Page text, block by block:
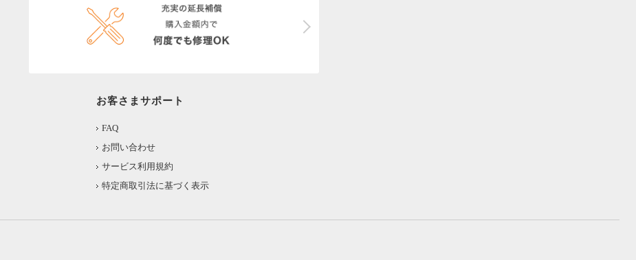
お客さまサポート
FAQ
お問い合わせ
サービス利用規約
特定商取引法に基づく表示